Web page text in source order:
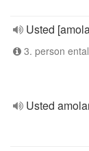
Usted
3. person
Usted